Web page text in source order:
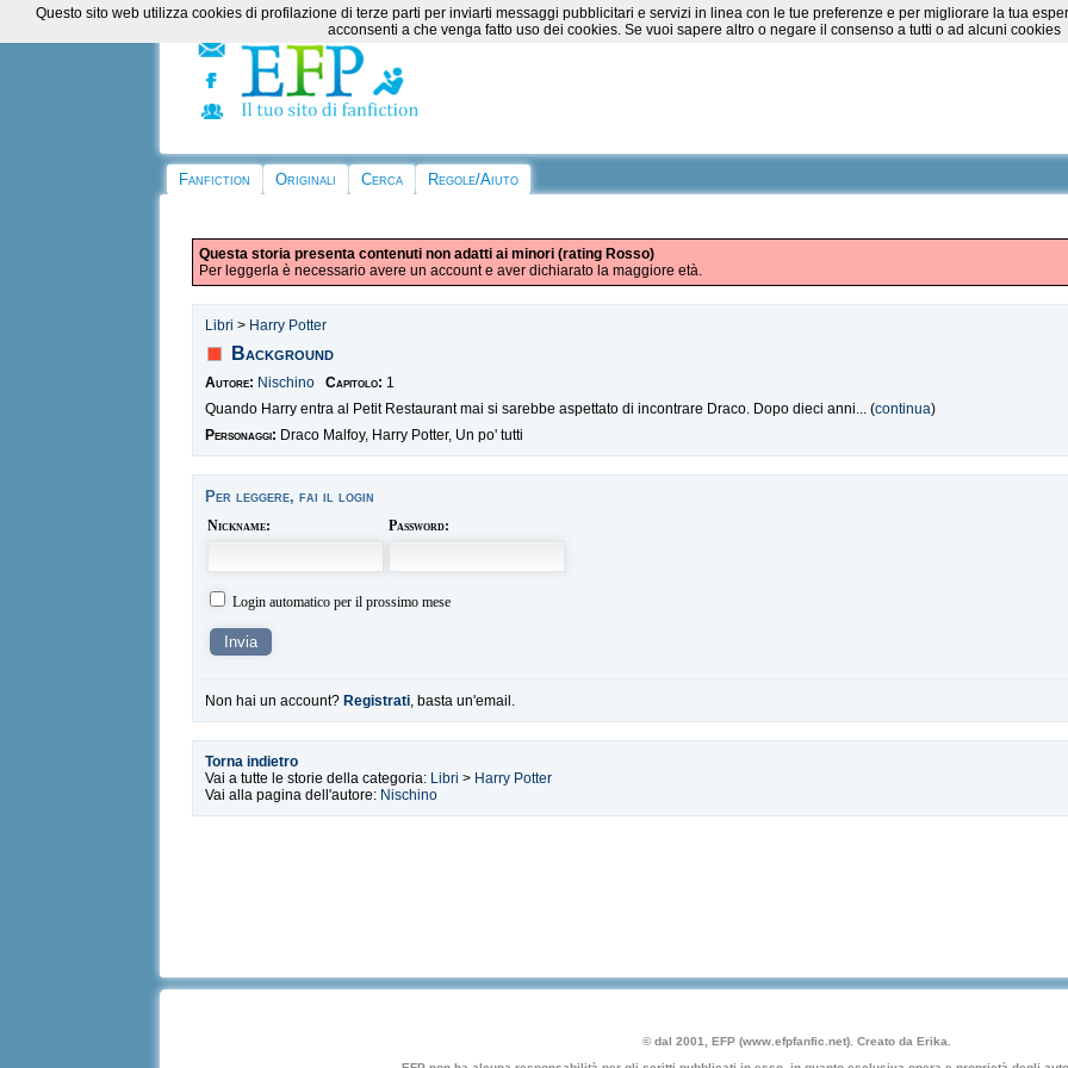
Fanfiction Originali Cerca Regole/Aiuto
Questa storia presenta contenuti non adatti ai minori (rating Rosso)
Per leggerla è necessario avere un account e aver dichiarato la maggiore età.
Libri > Harry Potter
Background
Autore: Nischino Capitolo: 1
Quando Harry entra al Petit Restaurant mai si sarebbe aspettato di incontrare Draco. Dopo dieci anni... (continua)
Personaggi: Draco Malfoy, Harry Potter, Un po' tutti
Per leggere, fai il login
Nickname: Password:
Login automatico per il prossimo mese
Non hai un account? Registrati, basta un'email.
Torna indietro
Vai a tutte le storie della categoria: Libri > Harry Potter
Vai alla pagina dell'autore: Nischino
© dal 2001, EFP (www.efpfanfic.net). Creato da Erika.
Questo sito web utilizza cookies di profilazione di terze parti per inviarti messaggi pubblicitari e servizi in linea con le tue preferenze e per migliorare la tua
acconsenti a che venga fatto uso dei cookies. Se vuoi sapere altro o negare il consenso a tutti o ad alcuni cookies